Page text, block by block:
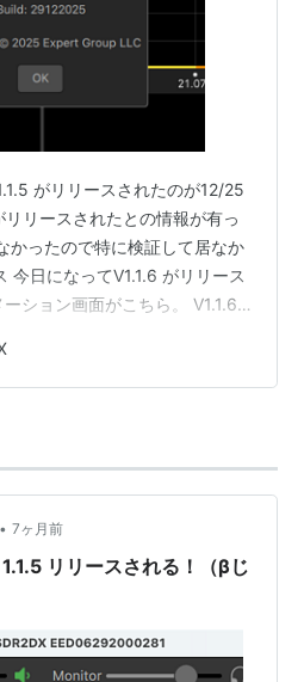
がリリースされたのが12/25
リースされたとの情報が有っ
かったので特に検証して居なか
今日になってV1.1.6 がリリース
ション画面がこちら。 V1.1.6
？ EE社のアップデートでは時
、早期に解消されると思うの
が削除されてい
• 7ヶ月前
リリースされる！（βじ